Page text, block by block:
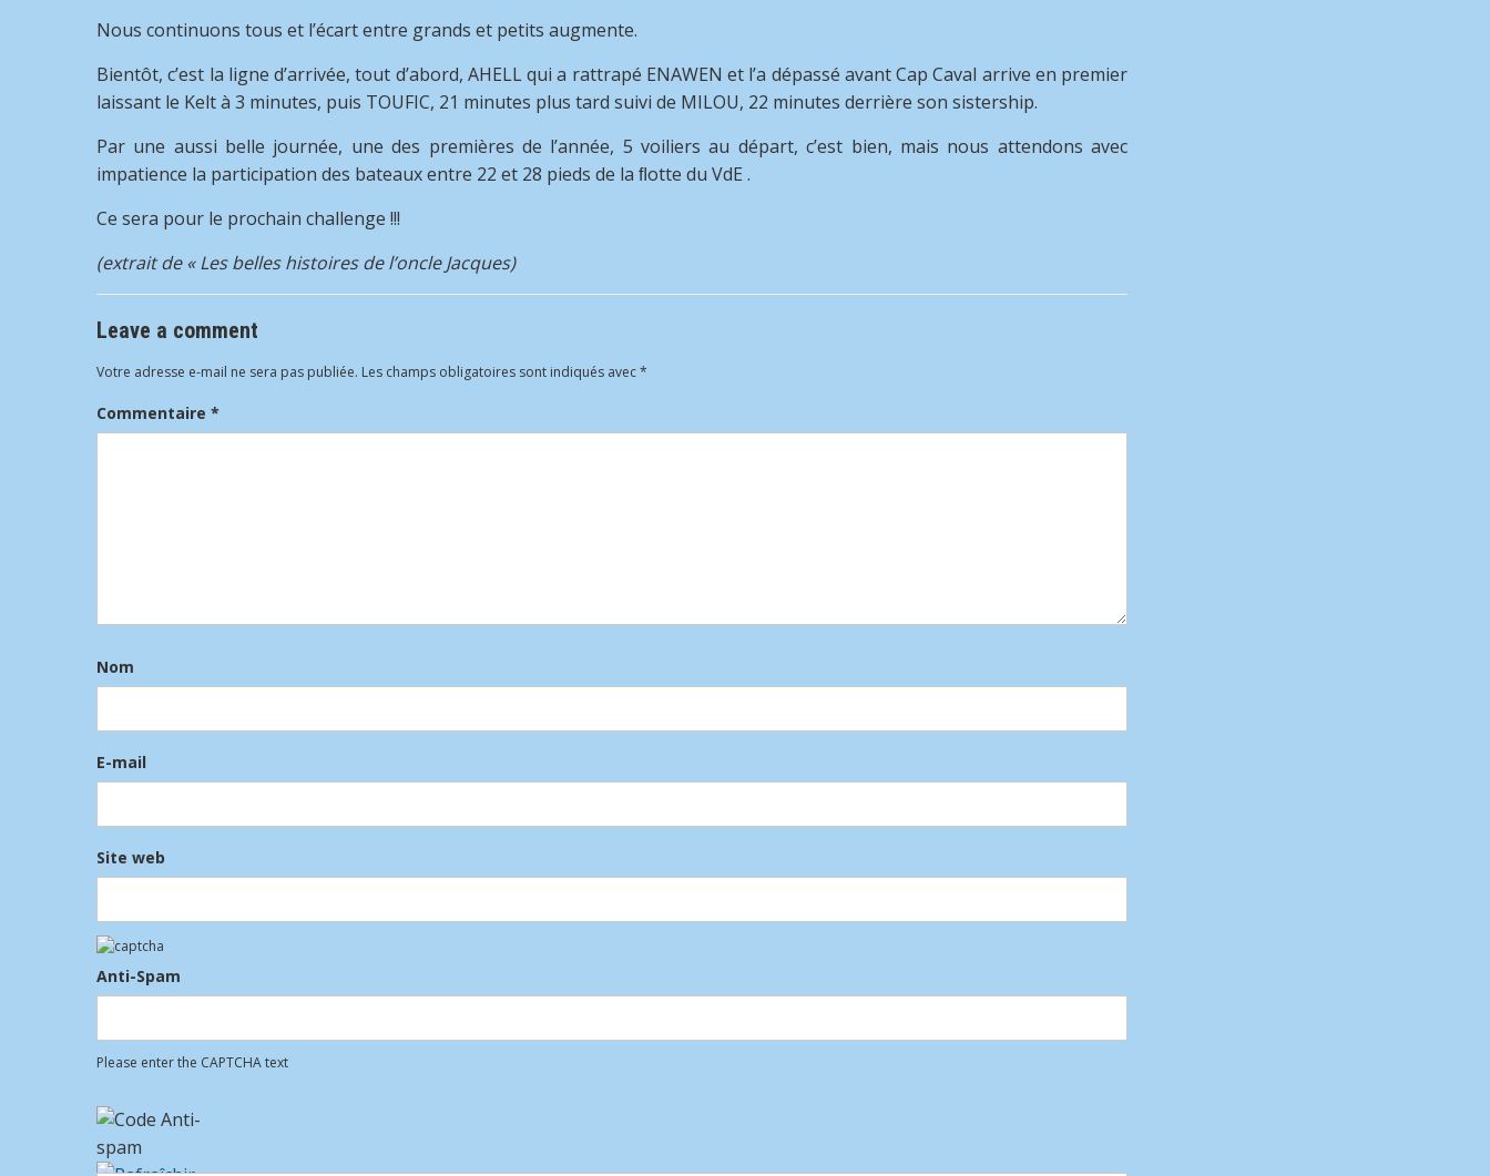
Nous continuons tous et l’écart entre grands et petits augmente.
Bientôt, c’est la ligne d’arrivée, tout d’abord, AHELL qui a rattrapé ENAWEN et l’a dépassé avant Cap Caval arrive en premier
laissant le Kelt à 3 minutes, puis TOUFIC, 21 minutes plus tard suivi de MILOU, 22 minutes derrière son sistership.
Par une aussi belle journée, une des premières de l’année, 5 voiliers au départ, c’est bien, mais nous attendons avec
impatience la participation des bateaux entre 22 et 28 pieds de la ﬂotte du VdE .
Ce sera pour le prochain challenge !!!
(extrait de « Les belles histoires de l’oncle Jacques)
Leave a comment
Votre adresse e-mail ne sera pas publiée. Les champs obligatoires sont indiqués avec*
Commentaire *
Nom
E-mail
Site web
Anti-Spam
Please enter the CAPTCHA text